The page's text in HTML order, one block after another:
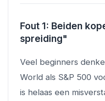
Fout 1: Beiden
spreiding"
Veel beginners
World als S&P 500
is helaas een